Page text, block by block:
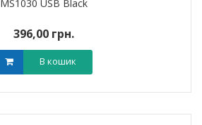
MS1030 USB Black
396,00 грн.
В кошик